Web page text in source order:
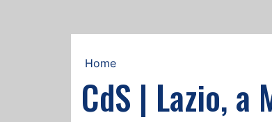
Home
CdS | Lazio,